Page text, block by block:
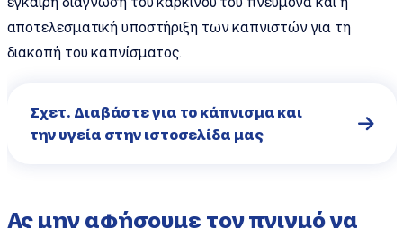
αποτελεσματική υποστήριξη των καπνιστών για τη
διακοπή του καπνίσματος.
Σχετ. Διαβάστε για το κάπνισμα και
την υγεία στην ιστοσελίδα μας
Ας μην αφήσουμε τον πνιγμό να